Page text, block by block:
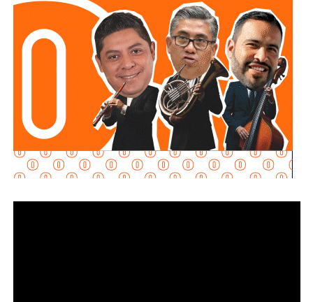
hecho, por eso me centro en losdebates que quieren
forzar las páginas de Facebookque se llaman medios
de prensa.
Pocas veces he visto medios cuestionar la constante
construcción de estructura cochista que lejos de mejorar la
movilidad, como dicen los boletines oficiales, tienden
solamente a
favorecer la velocidad
¿Quién se acuerda de los peatones? ¿Quién piensa
en el que quiere cruzar la calle sin tener que subirse